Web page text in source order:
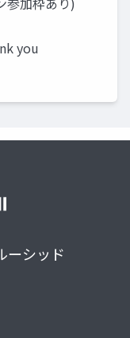
you
ーシッド